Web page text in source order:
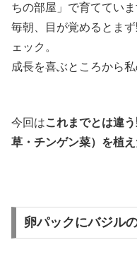
ちの部屋」で育てていま
毎朝、目が覚めるとま
ェック。
成長を喜ぶところから
今回はこれまでとは違
草・チンゲン菜）を植
卵パックにバジル